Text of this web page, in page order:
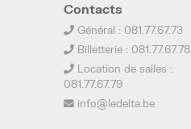
Contacts
Général : 081.77.67.73
Billetterie : 081.77.67.78
Location de salles :
081.77.67.79
info@ledelta.be